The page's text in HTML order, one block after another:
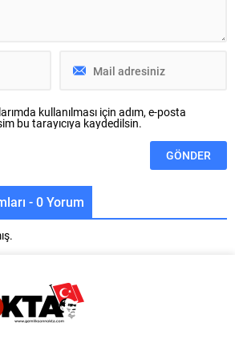
yürüten
kullanılması için adım, e-posta
bu tarayıcıya kaydedilsin.
- 0 Yorum